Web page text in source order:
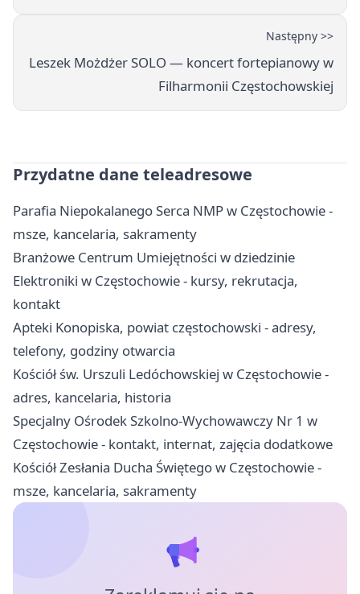
Następny >>
Leszek Możdżer SOLO — koncert fortepianowy w
Filharmonii Częstochowskiej
Przydatne dane teleadresowe
Parafia Niepokalanego Serca NMP w Częstochowie -
msze, kancelaria, sakramenty
Branżowe Centrum Umiejętności w dziedzinie
Elektroniki w Częstochowie - kursy, rekrutacja,
kontakt
Apteki Konopiska, powiat częstochowski - adresy,
telefony, godziny otwarcia
Kościół św. Urszuli Ledóchowskiej w Częstochowie -
adres, kancelaria, historia
Specjalny Ośrodek Szkolno-Wychowawczy Nr 1 w
Częstochowie - kontakt, internat, zajęcia dodatkowe
Kościół Zesłania Ducha Świętego w Częstochowie -
msze, kancelaria, sakramenty